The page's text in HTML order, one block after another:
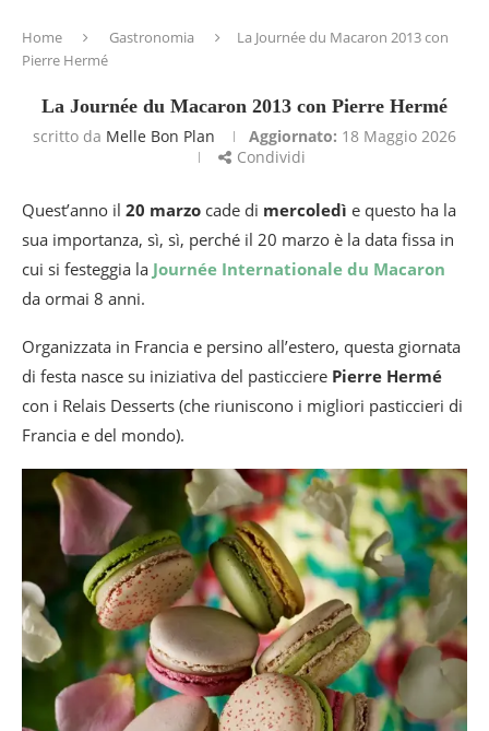
Home Gastronomia
La Journée du Macaron 2013 con
Pierre Hermé
La Journée du Macaron 2013 con Pierre Hermé
scritto da Melle Bon Plan Aggiornato: 18 Maggio 2026
Condividi
Quest’anno il 20 marzo cade di mercoledì e questo ha la
sua importanza, sì, sì, perché il 20 marzo è la data fissa in
cui si festeggia la Journée Internationale du Macaron
da ormai 8 anni.
Organizzata in Francia e persino all’estero, questa giornata
di festa nasce su iniziativa del pasticciere Pierre Hermé
con i Relais Desserts (che riuniscono i migliori pasticcieri di
Francia e del mondo).